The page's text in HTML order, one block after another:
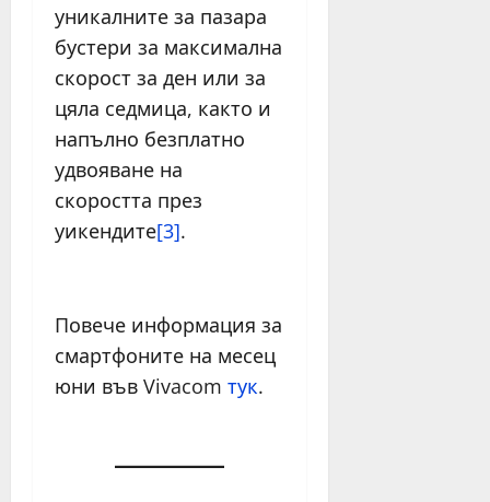
уникалните за пазара
бустери за максимална
скорост за ден или за
цяла седмица, както и
напълно безплатно
удвояване на
скоростта през
уикендите[3].
Повече информация за
смартфоните на месец
юни във Vivacom тук.